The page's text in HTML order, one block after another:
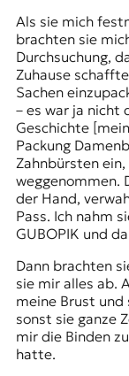
Als sie mich
brachten sie
Durchsuchung,
Zuhause
Sachen
– es war ja nicht
Geschichte
Packung
Zahnbürsten
weggenommen.
der Hand,
Pass. Ich nahm
GUBOPIK und
Dann brachten
sie mir alles ab.
meine Brust und
sonst sie ganze
mir die Binden
hatte.